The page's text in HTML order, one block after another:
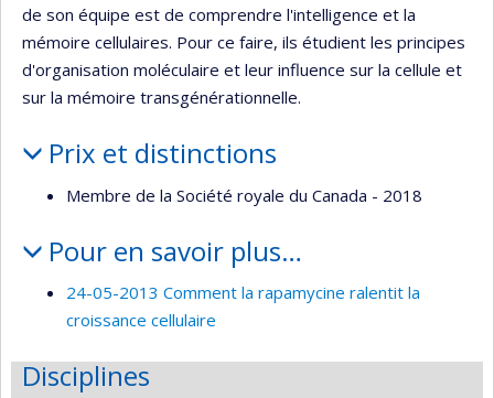
de son équipe est de comprendre l'intelligence et la
mémoire cellulaires. Pour ce faire, ils étudient les principes
d'organisation moléculaire et leur influence sur la cellule et
sur la mémoire transgénérationnelle.
Prix et distinctions
Membre de la Société royale du Canada - 2018
Pour en savoir plus…
24-05-2013 Comment la rapamycine ralentit la
croissance cellulaire
Disciplines